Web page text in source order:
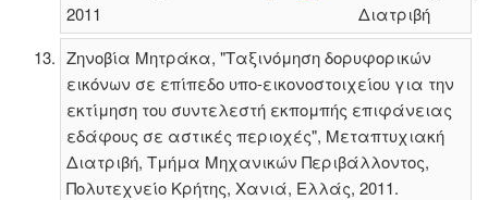
2011
Διατριβή
Ζηνοβία Μητράκα, "Ταξινόμηση δορυφορικών
εικόνων σε επίπεδο υπο-εικονοστοιχείου για την
εκτίμηση του συντελεστή εκπομπής επιφάνειας
εδάφους σε αστικές περιοχές", Μεταπτυχιακή
Διατριβή, Τμήμα Μηχανικών Περιβάλλοντος,
Πολυτεχνείο Κρήτης, Χανιά, Ελλάς, 2011.